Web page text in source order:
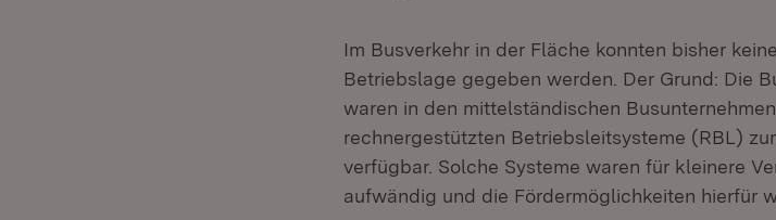
Im Busverkehr in der Fläche konnten bisher
Betriebslage gegeben werden. Der Grund: Die
waren in den mittelständischen
rechnergestützten Betriebsleitsysteme (RBL)
verfügbar. Solche Systeme waren für kleinere
aufwändig und die Fördermöglichkeiten hierfür